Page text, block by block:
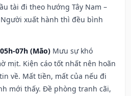
tài đi theo hướng Tây Nam –
xuất hành thì đều bình
07h (Mão) Mưu sự khó
mịt. Kiện cáo tốt nhất nên hoãn
về. Mất tiền, mất của nếu đi
mới thấy. Đề phòng tranh cãi,